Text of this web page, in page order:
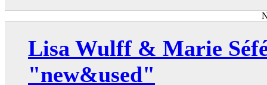
Lisa Wulff & Marie
"new&used"